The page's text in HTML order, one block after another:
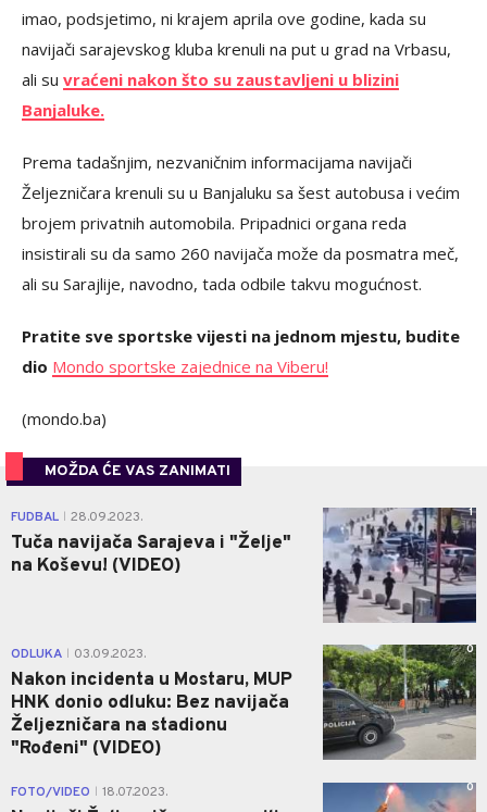
imao, podsjetimo, ni krajem aprila ove godine, kada su
navijači sarajevskog kluba krenuli na put u grad na Vrbasu,
ali su vraćeni nakon što su zaustavljeni u blizini
Banjaluke.
Prema tadašnjim, nezvaničnim informacijama navijači
Željezničara krenuli su u Banjaluku sa šest autobusa i većim
brojem privatnih automobila. Pripadnici organa reda
insistirali su da samo 260 navijača može da posmatra meč,
ali su Sarajlije, navodno, tada odbile takvu mogućnost.
Pratite sve sportske vijesti na jednom mjestu, budite
dio Mondo sportske zajednice na Viberu!
(mondo.ba)
MOŽDA ĆE VAS ZANIMATI
FUDBAL 28.09.2023.
Tuča navijača Sarajeva i "Želje"
na Koševu! (VIDEO)
1
ODLUKA 03.09.2023.
Nakon incidenta u Mostaru, MUP
HNK donio odluku: Bez navijača
Željezničara na stadionu
"Rođeni" (VIDEO)
0
FOTO/VIDEO 18.07.2023. 0